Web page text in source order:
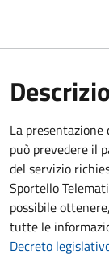
La
può prevedere il
del servizio
Sportello
possibile
tutte le
Decreto